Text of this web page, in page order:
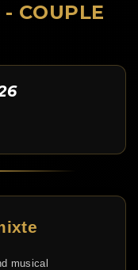
COUPLE
musical